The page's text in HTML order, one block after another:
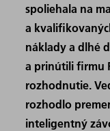
spoliehala na
a
náklady a dlhé
a prinútili firmu
rozhodnutie.
rozhodlo
inteligentný